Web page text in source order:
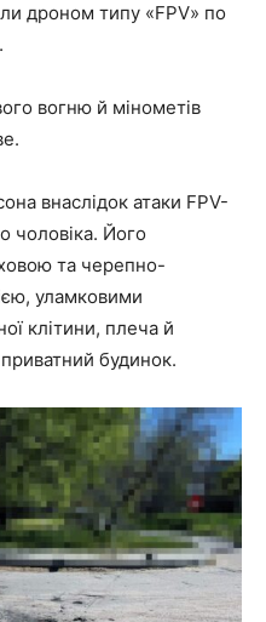
дроном типу «FPV» по
вогню й мінометів
внаслідок атаки FPV-
чоловіка. Його
та черепно-
уламковими
клітини, плеча й
будинок.